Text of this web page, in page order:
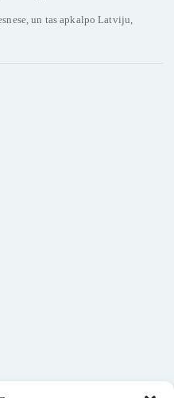
un tas apkalpo Latviju,